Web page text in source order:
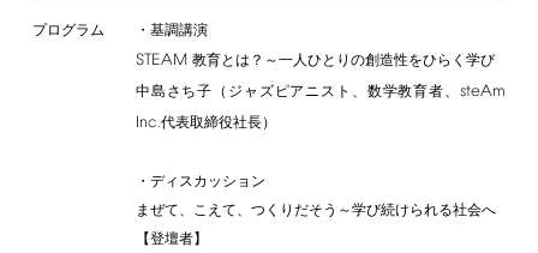
プログラム ・基調講演
STEAM 教育とは？～一人ひとりの創造性をひらく学び
中島さち子（ジャズピアニスト、数学教育者、 steAm
Inc.代表取締役社長）
・ディスカッション
まぜて、こえて、つくりだそう～学び続けられる社会へ
【登壇者】